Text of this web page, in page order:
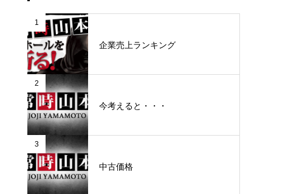
グランドクローズ
1
企業売上ランキング
2
今考えると・・・
3
中古価格